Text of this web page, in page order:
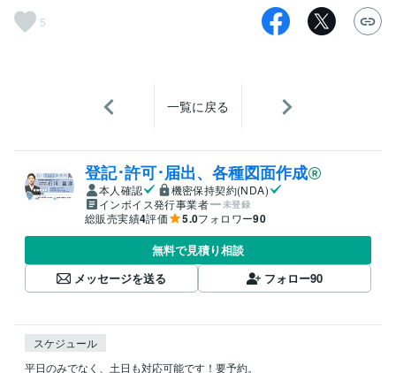
5
一覧に戻る
登記･許可･届出、各種図面作成
本人確認
機密保持契約(NDA)
インボイス発行事業者
未登録
総販売実績4評価 5.0フォロワー90
無料で見積り相談
メッセージを送る
フォロー90
スケジュール
平日のみでなく、土日も対応可能です！要予約。